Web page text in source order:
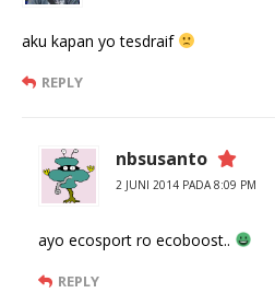
aku kapan yo tesdraif
REPLY
nbsusanto
2 JUNI 2014 PADA 8:09 PM
ayo ecosport ro ecoboost..
REPLY